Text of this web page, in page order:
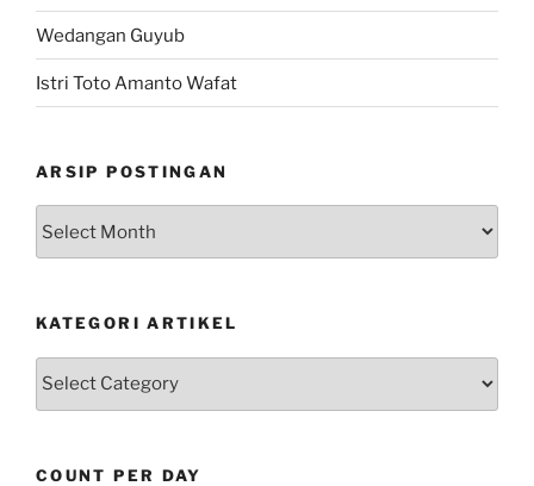
Wedangan Guyub
Istri Toto Amanto Wafat
ARSIP POSTINGAN
KATEGORI ARTIKEL
Kategori
COUNT PER DAY